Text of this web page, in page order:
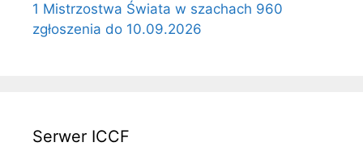
1 Mistrzostwa Świata w szachach 960
zgłoszenia do 10.09.2026
Serwer ICCF